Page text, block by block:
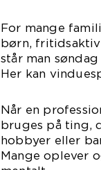
For mange
børn,
står man
Her kan
Når en
bruges på ting,
hobbyer eller
Mange oplever